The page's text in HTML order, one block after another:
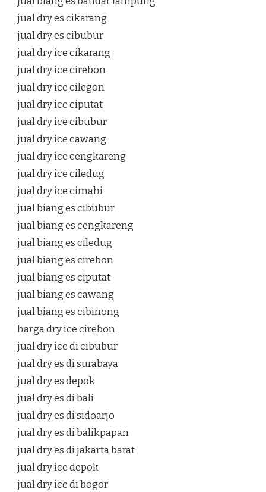
jual dry es cikarang
jual dry es cibubur
jual dry ice cikarang
jual dry ice cirebon
jual dry ice cilegon
jual dry ice ciputat
jual dry ice cibubur
jual dry ice cawang
jual dry ice cengkareng
jual dry ice ciledug
jual dry ice cimahi
jual biang es cibubur
jual biang es cengkareng
jual biang es ciledug
jual biang es cirebon
jual biang es ciputat
jual biang es cawang
jual biang es cibinong
harga dry ice cirebon
jual dry ice di cibubur
jual dry es di surabaya
jual dry es depok
jual dry es di bali
jual dry es di sidoarjo
jual dry es di balikpapan
jual dry es di jakarta barat
jual dry ice depok
jual dry ice di bogor